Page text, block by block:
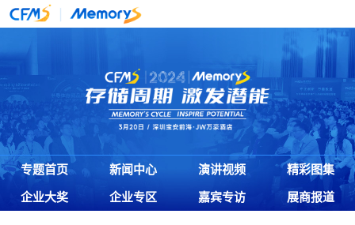
专题首页 新闻中心 演讲视频
精彩图集
企业大奖
企业专区 嘉宾专访 展商报道